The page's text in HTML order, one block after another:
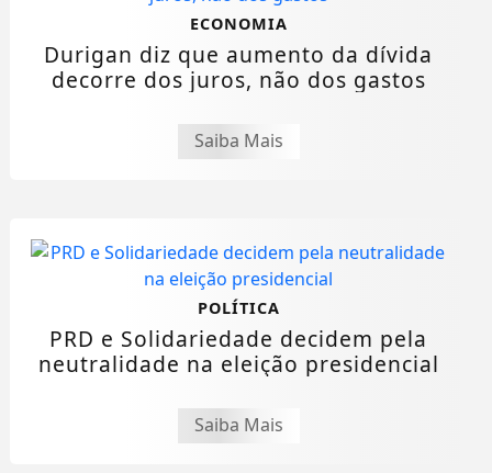
ECONOMIA
Durigan diz que aumento da dívida
decorre dos juros, não dos gastos
Saiba Mais
POLÍTICA
PRD e Solidariedade decidem pela
neutralidade na eleição presidencial
Saiba Mais